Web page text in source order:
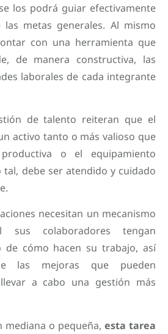
los podrá guiar efectivamente
metas generales. Al mismo
con una herramienta que
de manera constructiva, las
laborales de cada integrante
de talento reiteran que el
activo tanto o más valioso que
o el equipamiento
tal, debe ser atendido y cuidado
necesitan un mecanismo
sus colaboradores tengan
de cómo hacen su trabajo, así
las mejoras que pueden
a cabo una gestión más
mediana o pequeña, esta tarea